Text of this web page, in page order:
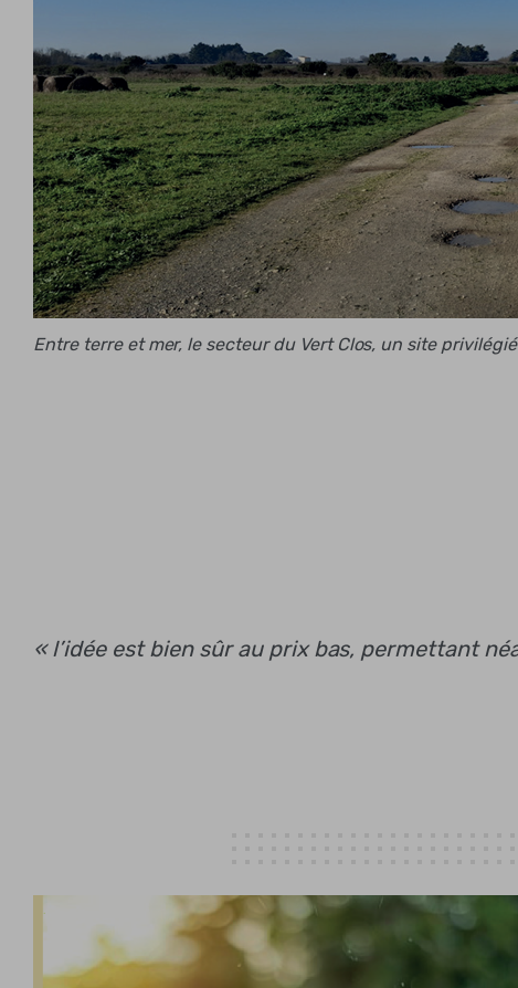
Entre terre et mer, le secteur du Vert Clos, un site
« l’idée est bien sûr au prix bas, permettant